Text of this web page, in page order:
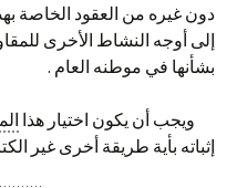
دون غيره من العقود الخاصة
إلى أوجه النشاط الأخرى
بشأنها في موطنه العام .
ويجب أن يكون اختيار هذا
إثباته بأية طريقة أخرى غير